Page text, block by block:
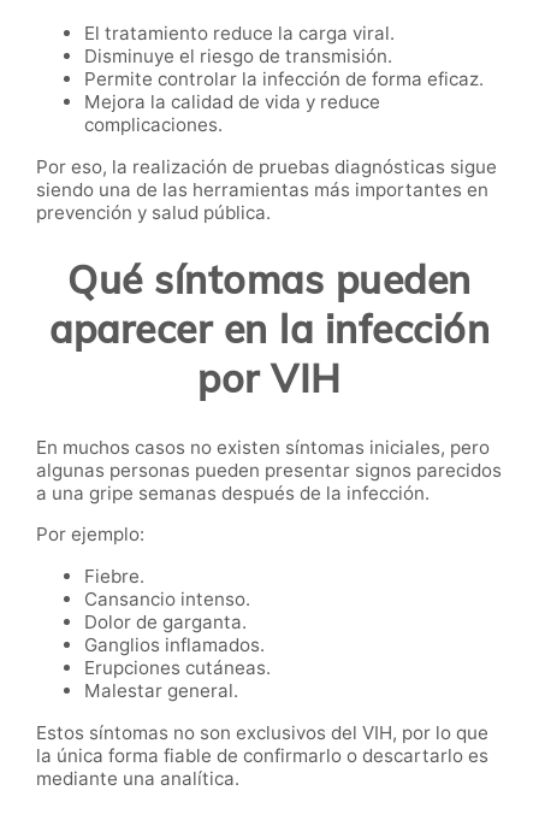
El tratamiento reduce la carga viral.
Disminuye el riesgo de transmisión.
Permite controlar la infección de forma eficaz.
Mejora la calidad de vida y reduce
complicaciones.
Por eso, la realización de pruebas diagnósticas sigue
siendo una de las herramientas más importantes en
prevención y salud pública.
Qué síntomas pueden
aparecer en la infección
por VIH
En muchos casos no existen síntomas iniciales, pero
algunas personas pueden presentar signos parecidos
a una gripe semanas después de la infección.
Por ejemplo:
Fiebre.
Cansancio intenso.
Dolor de garganta.
Ganglios inflamados.
Erupciones cutáneas.
Malestar general.
Estos síntomas no son exclusivos del VIH, por lo que
la única forma fiable de confirmarlo o descartarlo es
mediante una analítica.